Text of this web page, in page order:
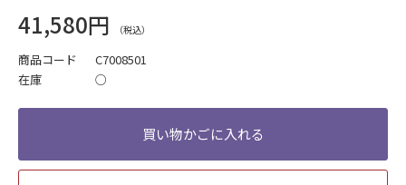
41,580円
商品コード
C7008501
在庫
○